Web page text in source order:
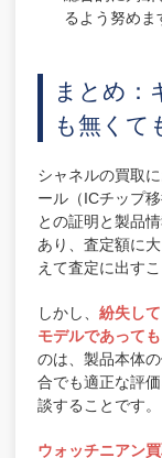
るよう努めま
まとめ：
も無くて
シャネルの買取
ール（ICチップ
との証明と製品
あり、査定額に
えて査定に出す
しかし、 紛失し
モデルであって
のは、製品本体
合でも適正な評
談することです。
ウォッチニアン